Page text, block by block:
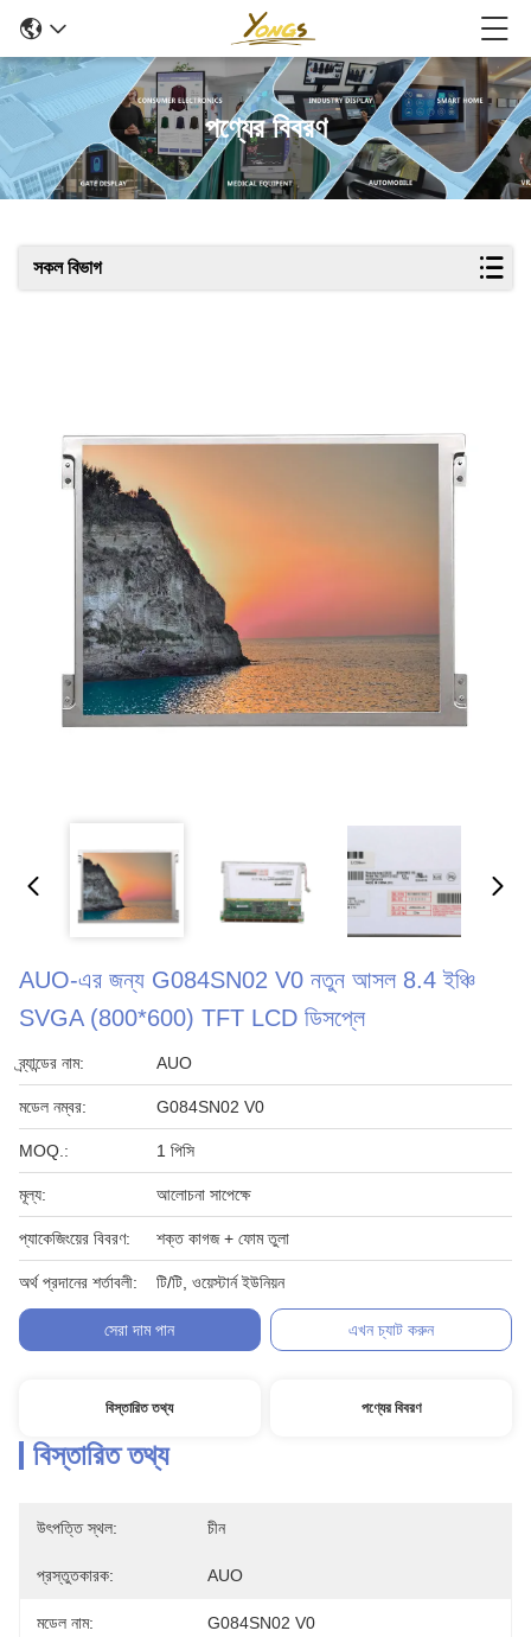
পণ্যের বিবরণ
সকল বিভাগ
AUO-এর জন্য G084SN02 V0 নতুন আসল 8.4 ইঞ্চি
SVGA (800*600) TFT LCD ডিসপ্লে
ব্র্যান্ডের নাম: AUO
মডেল নম্বর: G084SN02 V0
MOQ.: 1 পিসি
মূল্য: আলোচনা সাপেক্ষে
প্যাকেজিংয়ের বিবরণ: শক্ত কাগজ + ফোম তুলা
অর্থ প্রদানের শর্তাবলী: টি/টি, ওয়েস্টার্ন ইউনিয়ন
সেরা দাম পান এখন চ্যাট করুন
বিস্তারিত তথ্য পণ্যের বিবরণ
বিস্তারিত তথ্য
উৎপত্তি স্থল: চীন
প্রস্তুতকারক: AUO
মডেল নাম: G084SN02 V0